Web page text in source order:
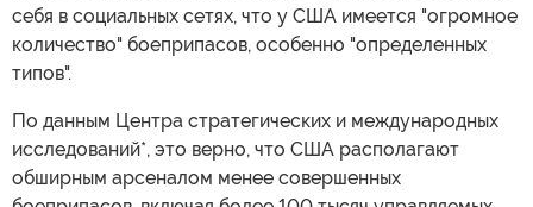
себя в социальных сетях, что у США имеется "огромное
количество" боеприпасов, особенно "определенных
типов".
По данным Центра стратегических и международных
исследований*, это верно, что США располагают
обширным арсеналом менее совершенных